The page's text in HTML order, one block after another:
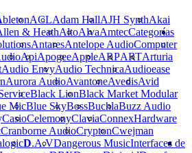
bletonACLAdam HallAJH SynthAkai
& HeathAltoAlvaAmtec
AntaresAntelope Audio
ApiApogeeAppleARPARTArturia
Audio EnvyAudio TechnicaAudioease
Aurora AudioAvantoneAvedisAvid
Black LionBlack Market Modular
MicBlue SkyBossBuchlaBuzz Audio
CasioCelemonyClaviaConnex
Cranborne AudioCryptonCwejman
D.A.VDangerous Music
Categorías
Computer
Hardware
Interfaces de